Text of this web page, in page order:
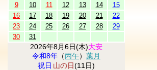
9
10 11 12 13 14
15
16
17 18 19 20 21
22
23
24 25 26 27 28
29
30
31
2026年8月6日(木)大安
令和8年 （丙午） 葉月
祝日 山の日(11日)